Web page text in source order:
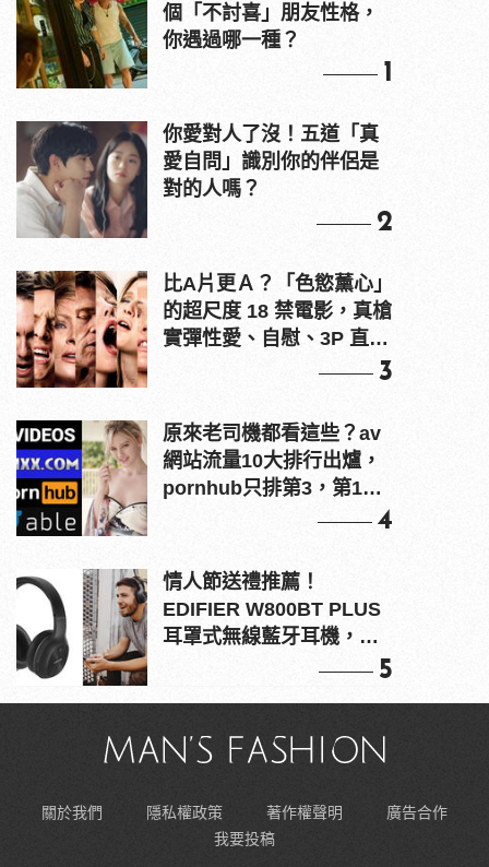
個「不討喜」朋友性格，
你遇過哪一種？
1
你愛對人了沒！五道「真
愛自問」識別你的伴侶是
對的人嗎？
2
比A片更Ａ？「色慾薰心」
的超尺度 18 禁電影，真槍
實彈性愛、自慰、3P 直接
3
原來老司機都看這些？av
網站流量10大排行出爐，
pornhub只排第3，第1名
4
情人節送禮推薦！
EDIFIER W800BT PLUS
耳罩式無線藍牙耳機，在
5
關於我們 隱私權政策 著作權聲明
廣告合作
我要投稿